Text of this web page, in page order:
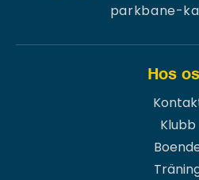
parkbane-
Hos
Klubb